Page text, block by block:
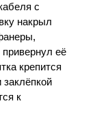
с
накрыл
привернул её
крепится
заклёпкой
к